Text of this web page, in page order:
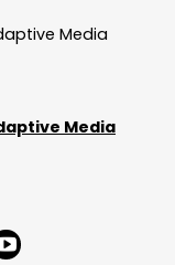
Media
Media